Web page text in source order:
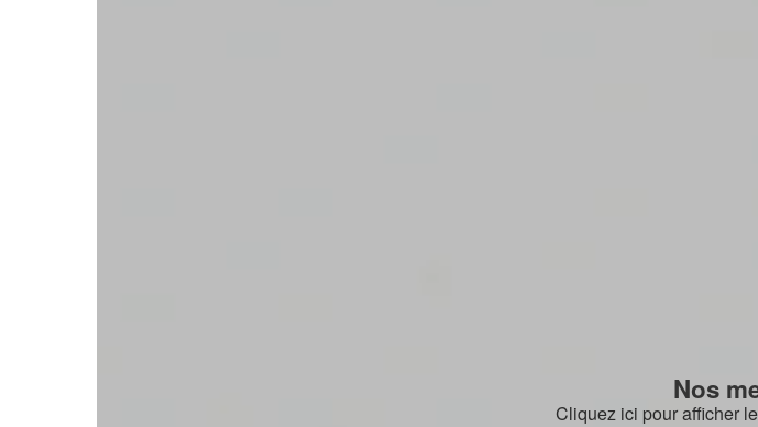
Nos
Cliquez ici pour afficher